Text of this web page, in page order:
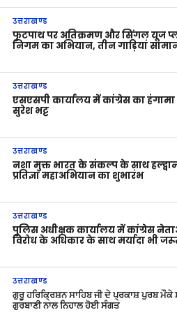
उत्तराखण्ड
फुटपाथ पर अतिक्रमण और सिंगल यूज
निगम का अभियान, तीन गाड़ियां
उत्तराखण्ड
एसएसपी कार्यालय में कांग्रेस का हंगामा
सुरेश भट्ट
उत्तराखण्ड
नशा मुक्त भारत के संकल्प के साथ
प्रतिज्ञा महाअभियान का शुभारंभ
उत्तराखण्ड
पुलिस अधीक्षक कार्यालय में कांग्रेस
विरोध के अधिकार के साथ मर्यादा भी
उत्तराखण्ड
ਗੁਰੂ ਹਰਿਕ੍ਰਿਸ਼ਨ ਸਾਹਿਬ ਜੀ ਦੇ ਪ੍ਰਕਾਸ਼ ਪੁਰਬ
ਗੁਰਬਾਣੀ ਨਾਲ ਨਿਹਾਲ ਹੋਈ ਸੰਗਤ